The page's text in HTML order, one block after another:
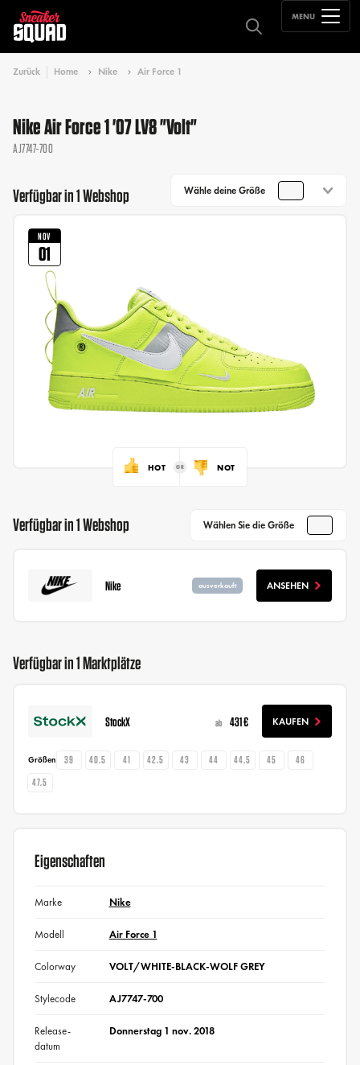
MENU
Zurück Home Nike Air Force 1
Nike Air Force 1 '07 LV8 "Volt"
AJ7747-700
Verfügbar in 1 Webshop Wähle deine Größe
NOV
01
HOT NOT
Verfügbar in 1 Webshop Wählen Sie die Größe
Nike ausverkauft ANSEHEN
Verfügbar in 1 Marktplätze
StockX ab 431 € KAUFEN
Größen 39 40.5 41 42.5 43 44 44.5 45
46
47.5
Eigenschaften
Marke Nike
Modell Air Force 1
Colorway VOLT/WHITE-BLACK-WOLF GREY
Stylecode AJ7747-700
Release-
datum
Donnerstag 1 nov. 2018